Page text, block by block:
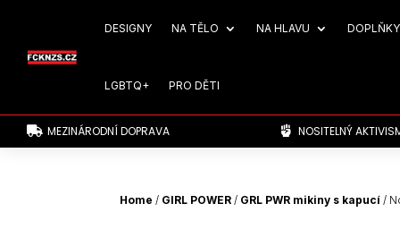
DESIGNY NA TĚLO NA HLAVU DOPLŇKY
LGBTQ+ PRO DĚTI
 MEZINÁRODNÍ DOPRAVA  NOSITELNÝ
Home / GIRL POWER / GRL PWR mikiny s kapucí /